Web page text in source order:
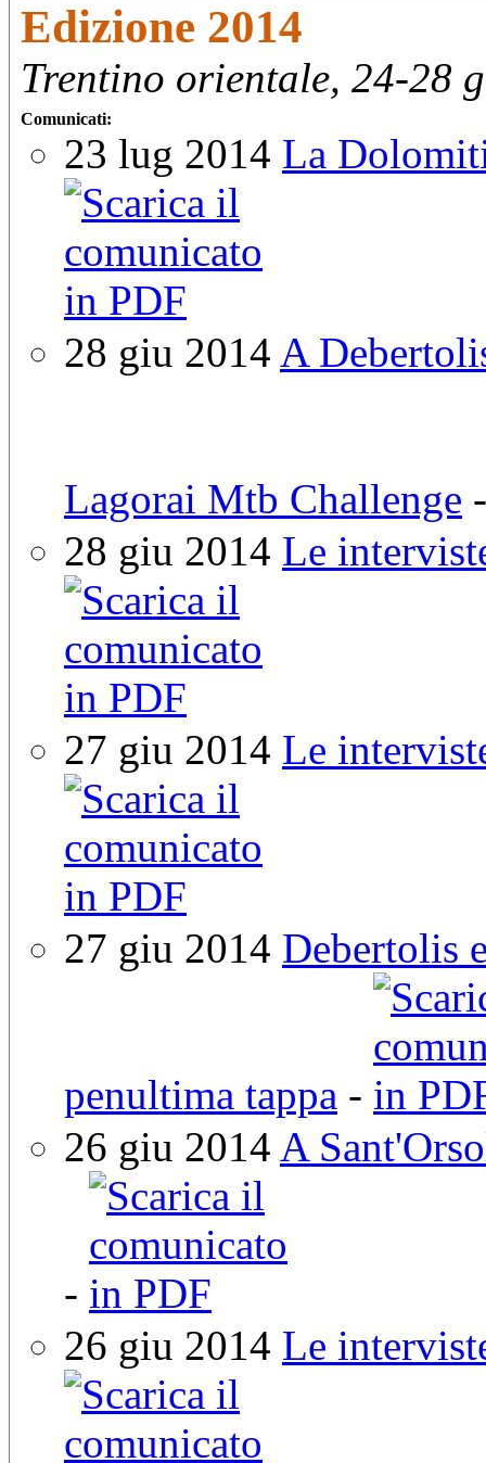
Edizione 2014
Trentino orientale, 24-28
Comunicati:
23 lug 2014 La
28 giu 2014 A
Lagorai Mtb Challenge
28 giu 2014 Le
27 giu 2014 Le
27 giu 2014 Debertolis
penultima tappa -
26 giu 2014 A
-
26 giu 2014 Le